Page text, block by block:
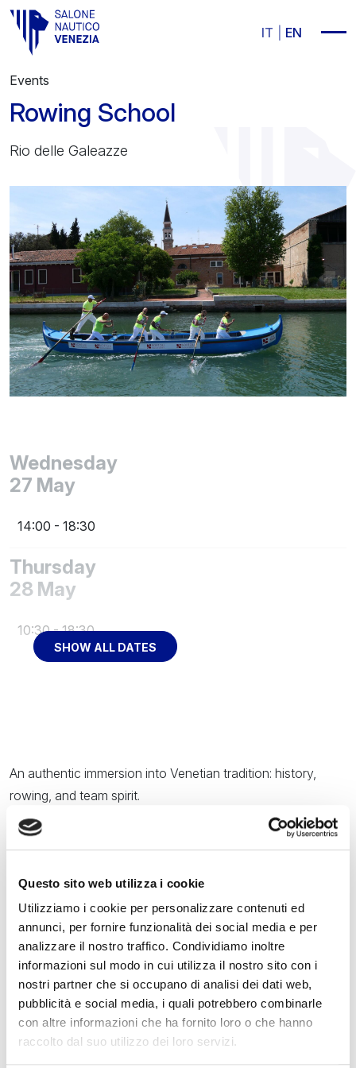
Questo sito web utilizza i cookie
Utilizziamo i cookie per personalizzare contenuti ed
annunci, per fornire funzionalità dei social media e per
analizzare il nostro traffico. Condividiamo inoltre
informazioni sul modo in cui utilizza il nostro sito con i
nostri partner che si occupano di analisi dei dati web,
pubblicità e social media, i quali potrebbero combinarle
con altre informazioni che ha fornito loro o che hanno
raccolto dal suo utilizzo dei loro servizi.
Vai al contenuto principale
IT
EN
Events
Rowing School
Rio delle Galeazze
SHOW ALL DATES
Wednesday
27 May
14:00 - 18:30
Thursday
28 May
10:30 - 18:30
Saturday
30 May
10:30
Sunday
31 May
10:30 - 18:30
An authentic immersion into Venetian tradition: history,
rowing, and team spirit.
A unique opportunity to connect with the most authentic
soul of Venice, discovering its history and water traditions
firsthand. Participants will have the extraordinary chance to
thousand-year-old technique unique in the world.
We will step aboard the historic Caorlina and the
prestigious six-oar Giupponi Gondola—boats that embody
centuries of shipbuilding mastery—to experience the thrill
of gliding across the water just like real Venetians. But this
is more than just a journey through history: the experience